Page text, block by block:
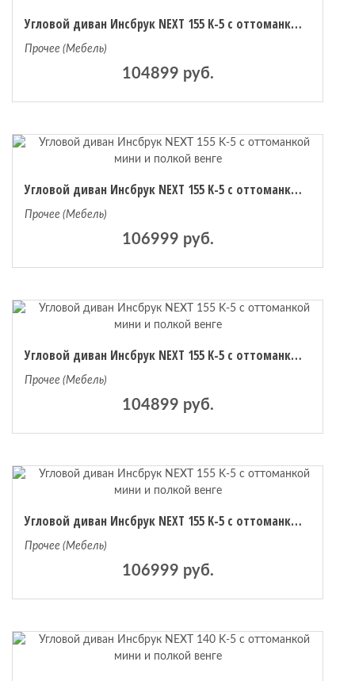
Угловой диван Инсбрук NEXT 155 K-5 с оттоманкой мини и полкой венге
Прочее (Мебель)
104899 руб.
Угловой диван Инсбрук NEXT 155 K-5 с оттоманкой мини и полкой венге
Прочее (Мебель)
106999 руб.
Угловой диван Инсбрук NEXT 155 K-5 с оттоманкой мини и полкой венге
Прочее (Мебель)
104899 руб.
Угловой диван Инсбрук NEXT 155 K-5 с оттоманкой мини и полкой венге
Прочее (Мебель)
106999 руб.